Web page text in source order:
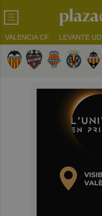
VALENCIA CF LEVANTE UD